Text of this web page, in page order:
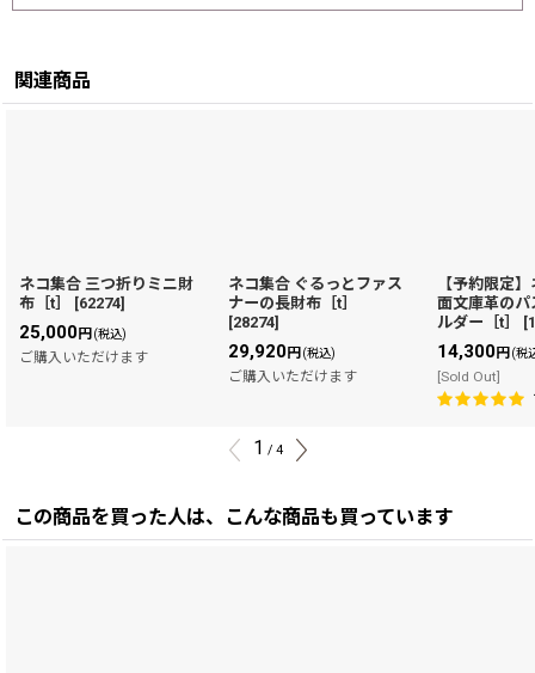
関連商品
ネコ集合 三つ折りミニ財
布［t］
[62274]
25,000円 (税込)
ご購入いただけます
ネコ集合 ぐるっとファス
ナーの長財布［t］
[28274]
29,920円 (税込)
ご購入いただけます
【予約限定
面文庫革のパ
ルダー［t］
[
14,300円 (税
[Sold Out]
1 / 4
この商品を買った人は、こんな商品も買っています